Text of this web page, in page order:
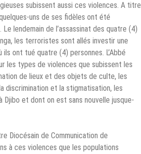
subissent aussi ces violences. A titre
uns de ses fidèles ont été
lendemain de l’assassinat des quatre (4)
les terroristes sont allés investir une
ont tué quatre (4) personnes. L’Abbé
les types de violences que subissent les
de lieux et des objets de culte, les
discrimination et la stigmatisation, les
et dont on est sans nouvelle jusque-
Diocésain de Communication de
à ces violences que les populations